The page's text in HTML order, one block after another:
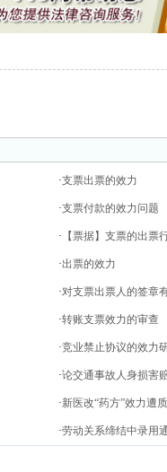
·支票出票的效力
·支票付款的效力问题
· 【票据】支票的出票
·出票的效力
·对支票出票人的签章
·转账支票效力的审查
·竞业禁止协议的效力
·论交通事故人身损害
·新医改“药方”效力遭
·劳动关系缔结中录用